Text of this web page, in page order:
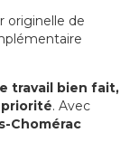
originelle de
travail bien fait,
. Avec
Chomérac